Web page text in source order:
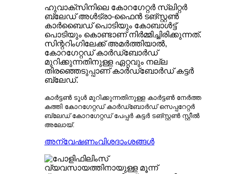
ഹുവാക്സിനിലെ കോറഗേറ്റർ സ്ലിറ്റർ
ബ്ലേഡ് അൾട്രാ-ഫൈൻ ടങ്സ്റ്റൺ
കാർബൈഡ് പൊടിയും കോബാൾട്ട്
പൊടിയും കൊണ്ടാണ് നിർമ്മിച്ചിരിക്കുന്നത്.
സിന്ററിംഗിലേക്ക് അമർത്തിയാൽ,
കോറഗേറ്റഡ് കാർഡ്ബോർഡ്
മുറിക്കുന്നതിനുള്ള ഏറ്റവും നല്ല
തിരഞ്ഞെടുപ്പാണ് കാർഡ്ബോർഡ് കട്ടർ
ബ്ലേഡ്.
കാർട്ടൺ ടൂൾ മുറിക്കുന്നതിനുള്ള കാർട്ടൺ നേർത്ത
കത്തി കോറഗേറ്റഡ് കാർഡ്ബോർഡ് സെപ്പറേറ്റർ
ബ്ലേഡ് കോറഗേറ്റഡ് പേപ്പർ കട്ടർ ടങ്സ്റ്റൺ സ്റ്റീൽ
അലോയ്.
അന്വേഷണംവിശദാംശങ്ങൾ